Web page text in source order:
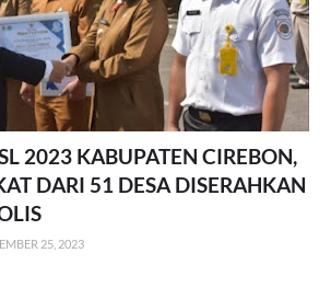
2023 KABUPATEN CIREBON,
DARI 51 DESA DISERAHKAN
25, 2023